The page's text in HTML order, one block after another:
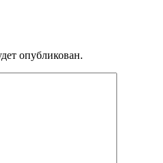
опубликован.